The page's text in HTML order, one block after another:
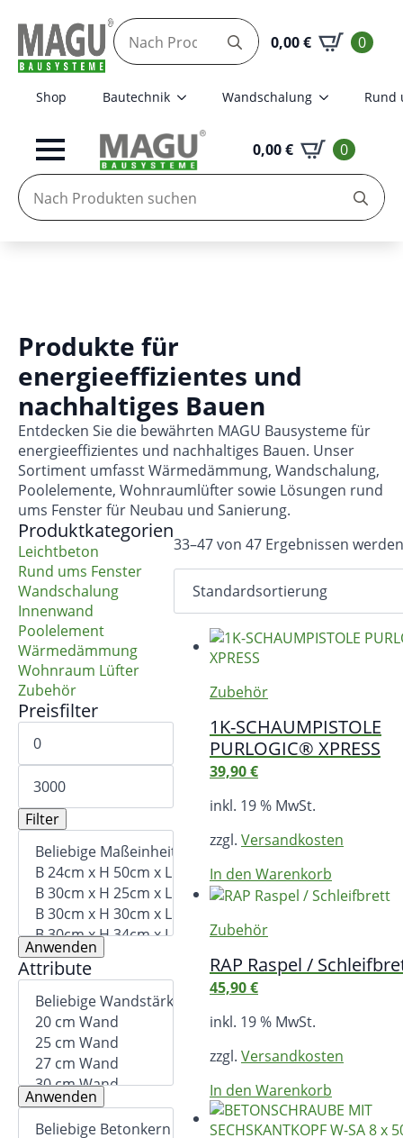
Search
for:0,00€ 0
Shop Bautechnik Wandschalung Rund
0,00€
0
Produkte für
energieeffizientes und
nachhaltiges Bauen
Entdecken Sie die bewährten MAGU Bausysteme für
energieeffizientes und nachhaltiges Bauen. Unser
Sortiment umfasst Wärmedämmung, Wandschalung,
Poolelemente, Wohnraumlüfter sowie Lösungen rund
ums Fenster für Neubau und Sanierung.
Produktkategorien
Leichtbeton
Rund ums Fenster
Wandschalung
Innenwand
Poolelement
Wärmedämmung
Wohnraum Lüfter
Zubehör
Preisfilter
Min.
Preis
Max.
Preis
Filter
Anwenden
Attribute
Anwenden
33–47 von 47 Ergebnissen
Zubehör
1K-SCHAUMPISTOLE
PURLOGIC® XPRESS
39,90€
inkl. 19 % MwSt.
zzgl. Versandkosten
In den Warenkorb
Zubehör
RAP Raspel /
45,90€
inkl. 19 % MwSt.
zzgl. Versandkosten
In den Warenkorb